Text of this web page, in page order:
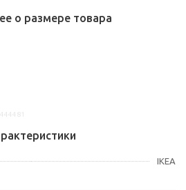
о размере товара
IKEA